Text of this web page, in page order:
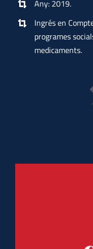
Any: 2019.
Ingrés en
programes
medicaments.